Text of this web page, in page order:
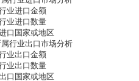
业进口金额
业进口数量
口国家或地区
行业出口市场分析
业出口金额
业出口数量
口国家或地区